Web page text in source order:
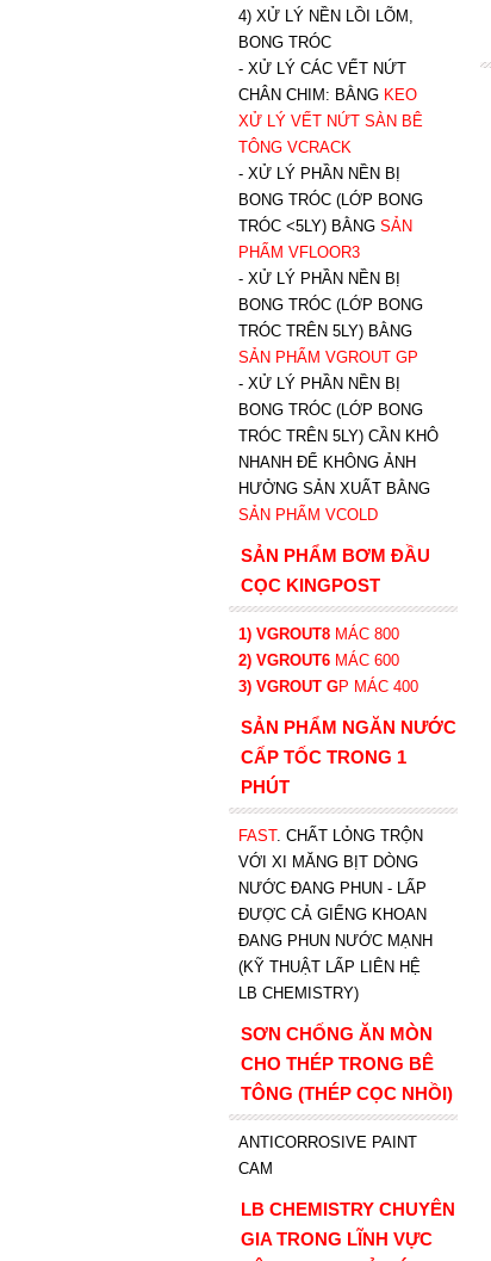
4) XỬ LÝ NỀN LỒI LÕM,
BONG TRÓC
- XỬ LÝ CÁC VẾT NỨT
CHÂN CHIM: BẰNG KEO
XỬ LÝ VẾT NỨT SÀN BÊ
TÔNG VCRACK
- XỬ LÝ PHẦN NỀN BỊ
BONG TRÓC (LỚP BONG
TRÓC <5LY) BẰNG SẢN
PHẨM VFLOOR3
- XỬ LÝ PHẦN NỀN BỊ
BONG TRÓC (LỚP BONG
TRÓC TRÊN 5LY) BẰNG
SẢN PHẨM VGROUT GP
- XỬ LÝ PHẦN NỀN BỊ
BONG TRÓC (LỚP BONG
TRÓC TRÊN 5LY) CẦN KHÔ
NHANH ĐỂ KHÔNG ẢNH
HƯỞNG SẢN XUẤT BẰNG
SẢN PHẨM VCOLD
SẢN PHẨM BƠM ĐẦU
CỌC KINGPOST
1) VGROUT8 MÁC 800
2) VGROUT6 MÁC 600
3) VGROUT GP MÁC 400
SẢN PHẨM NGĂN NƯỚC
CẤP TỐC TRONG 1
PHÚT
FAST. CHẤT LỎNG TRỘN
VỚI XI MĂNG BỊT DÒNG
NƯỚC ĐANG PHUN - LẤP
ĐƯỢC CẢ GIẾNG KHOAN
ĐANG PHUN NƯỚC MẠNH
(KỸ THUẬT LẤP LIÊN HỆ
LB CHEMISTRY)
SƠN CHỐNG ĂN MÒN
CHO THÉP TRONG BÊ
TÔNG (THÉP CỌC NHỒI)
ANTICORROSIVE PAINT
CAM
LB CHEMISTRY CHUYÊN
GIA TRONG LĨNH VỰC